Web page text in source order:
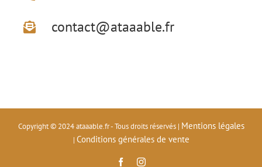
contact@ataaable.fr
Copyright © 2024 ataaable.fr - Tous droits réservés | Mentions légales
| Conditions générales de vente
Facebook
Instagram